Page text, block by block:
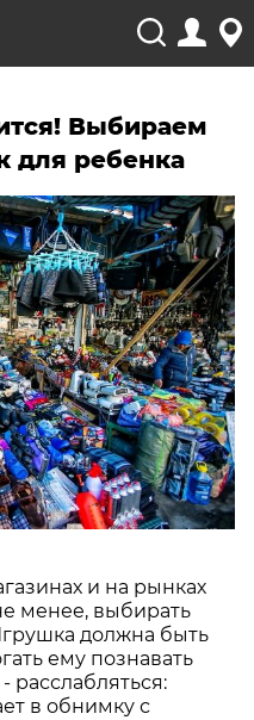
Выбираем
для ребенка
и на рынках
менее, выбирать
должна быть
ему познавать
расслабляться:
в обнимку с